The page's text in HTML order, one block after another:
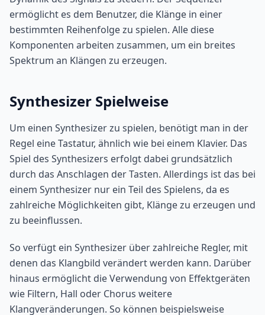
ermöglicht es dem Benutzer, die Klänge in einer
bestimmten Reihenfolge zu spielen. Alle diese
Komponenten arbeiten zusammen, um ein breites
Spektrum an Klängen zu erzeugen.
Synthesizer Spielweise
Um einen Synthesizer zu spielen, benötigt man in der
Regel eine Tastatur, ähnlich wie bei einem Klavier. Das
Spiel des Synthesizers erfolgt dabei grundsätzlich
durch das Anschlagen der Tasten. Allerdings ist das bei
einem Synthesizer nur ein Teil des Spielens, da es
zahlreiche Möglichkeiten gibt, Klänge zu erzeugen und
zu beeinflussen.
So verfügt ein Synthesizer über zahlreiche Regler, mit
denen das Klangbild verändert werden kann. Darüber
hinaus ermöglicht die Verwendung von Effektgeräten
wie Filtern, Hall oder Chorus weitere
Klangveränderungen. So können beispielsweise